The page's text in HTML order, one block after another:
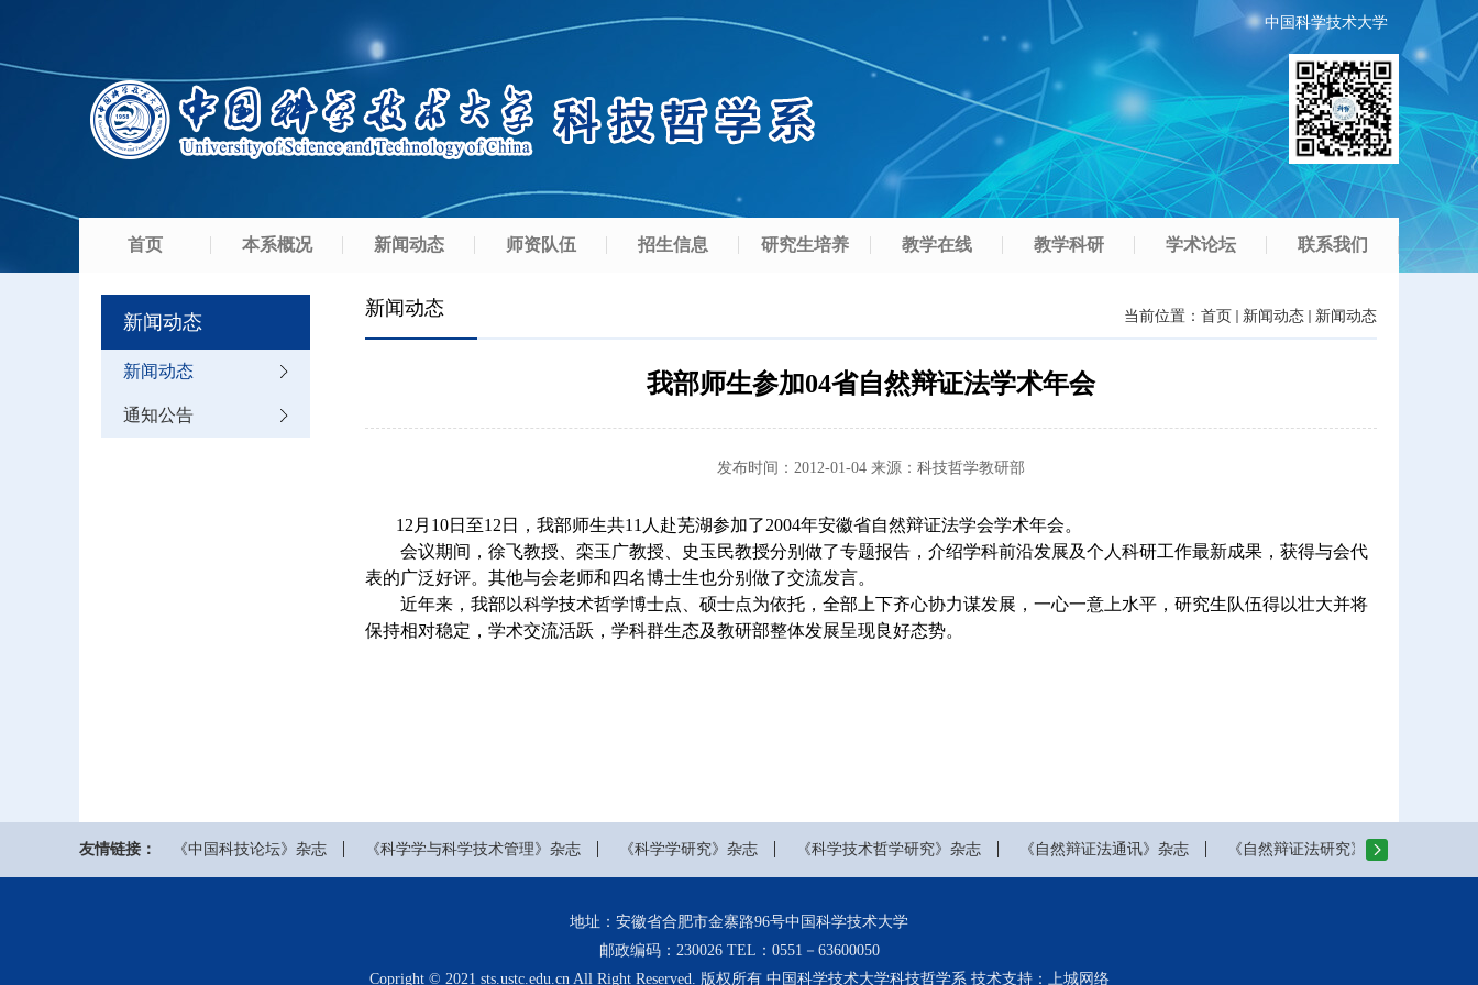
中国科学技术大学
首页 本系概况 新闻动态 师资队伍 招生信息 研究生培养 教学在线 教学科研 学术论坛 联系我们
新闻动态
新闻动态
通知公告
新闻动态 当前位置： 首页 新闻动态 新闻动态
我部师生参加04省自然辩证法学术年会
发布时间： 2012-01-04 来源： 科技哲学教研部
12月10日至12日，我部师生共11人赴芜湖参加了2004年安徽省自然辩证法学会学术年会。
会议期间，徐飞教授、栾玉广教授、史玉民教授分别做了专题报告，介绍学科前沿发展及个人科研工作最新成果，获得与会代
表的广泛好评。其他与会老师和四名博士生也分别做了交流发言。
近年来，我部以科学技术哲学博士点、硕士点为依托，全部上下齐心协力谋发展，一心一意上水平，研究生队伍得以壮大并将
保持相对稳定，学术交流活跃，学科群生态及教研部整体发展呈现良好态势。
友情链接： 《中国科技论坛》杂志 《科学学与科学技术管理》杂志 《科学学研究》杂志 《科学技术哲学研究》杂志 《自然辩证法通讯》杂志 《自然辩证法研究》杂志
地址：安徽省合肥市金寨路96号中国科学技术大学
邮政编码：230026 TEL：0551－63600050
Copright © 2021 sts.ustc.edu.cn All Right Reserved. 版权所有 中国科学技术大学科技哲学系 技术支持： 上城网络